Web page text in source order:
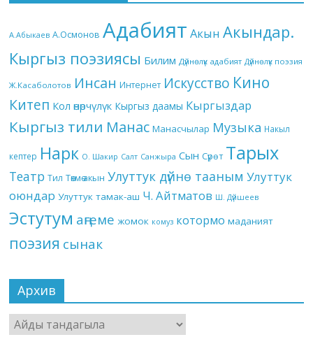
А.Абыкаев А.Осмонов Адабият Акын Акындар.
Кыргыз поэзиясы Билим Дүйнөлүк адабият Дүйнөлүк поэзия
Ж.Касаболотов Инсан Интернет Искусство Кино
Китеп Кол өнөрчүлүк Кыргыз даамы Кыргыздар
Кыргыз тили Манас Манасчылар Музыка Накыл
кептер Нарк О. Шакир Салт Санжыра Сын Сүрөт Тарых
Театр Тил Төкмө акын Улуттук дүйнө тааным Улуттук
оюндар Улуттук тамак-аш Ч. Айтматов Ш. Дүйшеев
Эстутум аңгеме жомок комуз котормо маданият
поэзия сынак
Архив
Архив